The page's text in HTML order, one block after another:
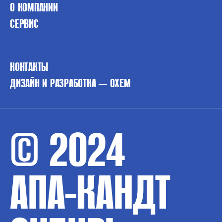
О КОМПАНИИ
СЕРВИС
КОНТАКТЫ
ДИЗАЙН И РАЗРАБОТКА — OXEM
© 2024
АПА-КАНДТ